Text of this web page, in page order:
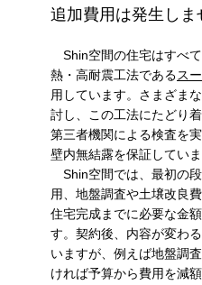
追加費用は発生しま
Shin空間の住宅はすべ
熱・高耐震工法であるス
用しています。さまざま
討し、この工法にたどり
第三者機関による検査を
壁内無結露を保証していま
Shin空間では、最初の
用、地盤調査や土壌改良
住宅完成までに必要な金
す。契約後、内容が変わ
いますが、例えば地盤調
ければ予算から費用を減